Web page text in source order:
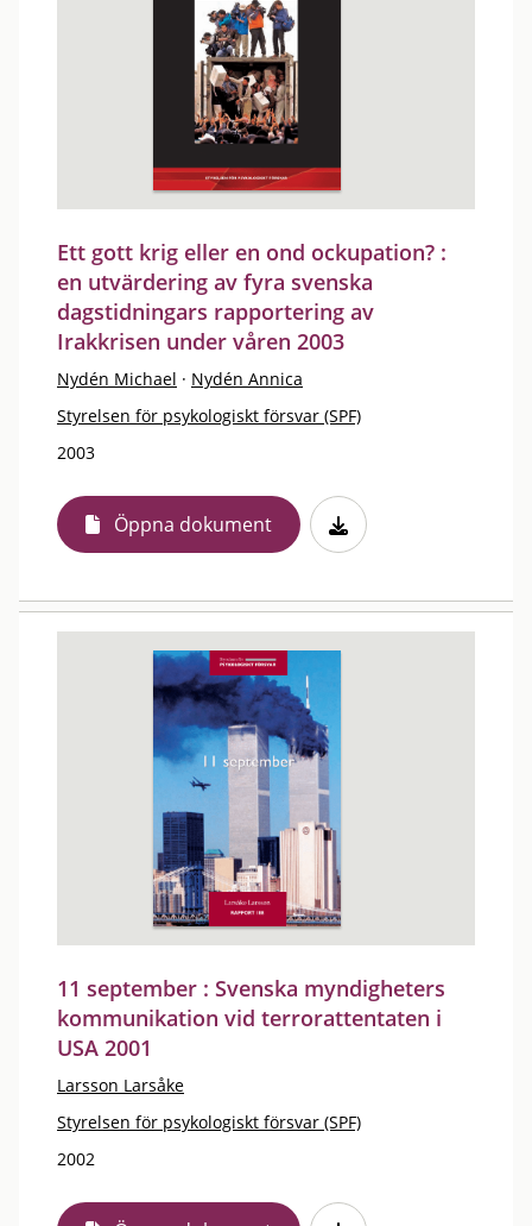
Ett gott krig eller en ond ockupation? :
en utvärdering av fyra svenska
dagstidningars rapportering av
Irakkrisen under våren 2003
Nydén Michael · Nydén Annica
Styrelsen för psykologiskt försvar (SPF)
2003
Öppna dokument
11 september : Svenska myndigheters
kommunikation vid terrorattentaten i
USA 2001
Larsson Larsåke
Styrelsen för psykologiskt försvar (SPF)
2002